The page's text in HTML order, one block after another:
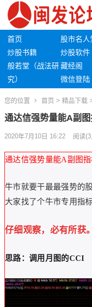
首页 股市名人
炒股书籍
炒股软件
般若堂（战法研
究）
藏经阁
微信登陆
您的位置 首页 > 精品下载
通达信强势量能A副
2020年7月10日 16:22 阅读
通达信强势量能A副图
牛市就要干最最强势的
大家找了个牛市专用指
仔细观察，必有所获
思路：调用月图的CCI